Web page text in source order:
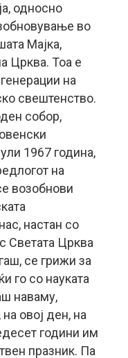
односно
во
Мајка,
Црква. Тоа е
на
свештенство.
собор,
1967 година,
на
возобнови
настан со
Светата Црква
се грижи за
го со науката
наваму,
овој ден, на
години им
празник. Па